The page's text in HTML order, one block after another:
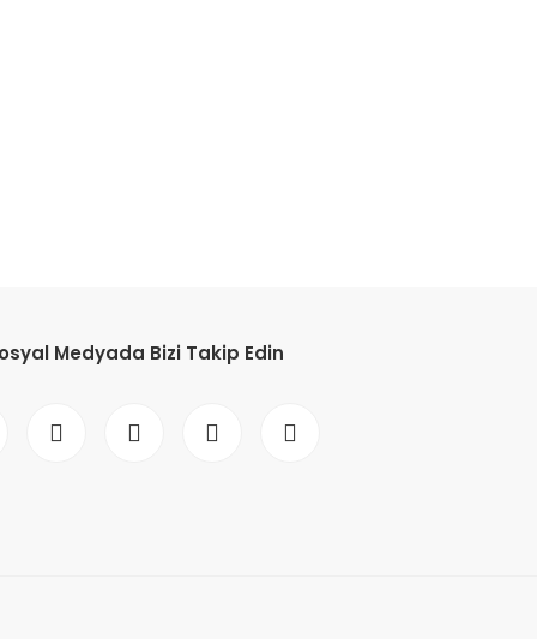
Medyada Bizi Takip Edin